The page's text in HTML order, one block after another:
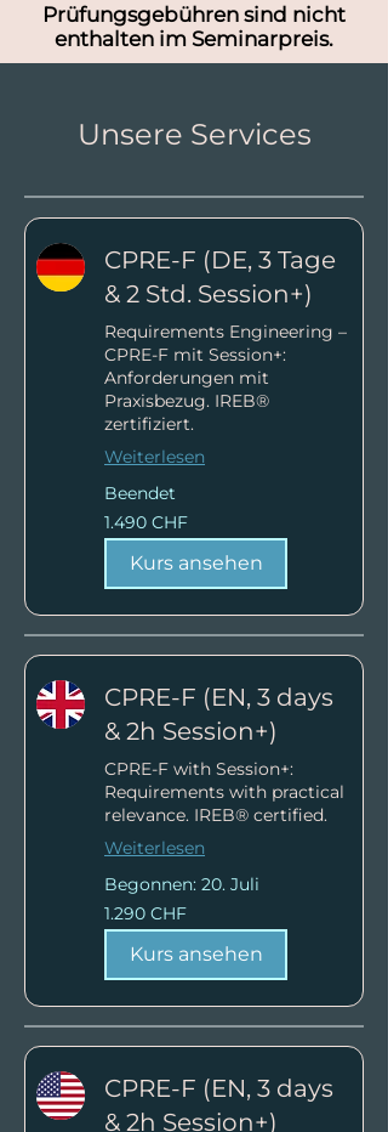
Prüfungsgebühren sind nicht
enthalten im Seminarpreis.
Unsere Services
CPRE-F (DE, 3 Tage
& 2 Std. Session+)
Requirements Engineering –
CPRE-F mit Session+:
Anforderungen mit
Praxisbezug. IREB®
zertifiziert.
Weiterlesen
Beendet
1.490
Schweizer
Franken
1.490 CHF
Kurs ansehen
CPRE-F (EN, 3 days
& 2h Session+)
CPRE-F with Session+:
Requirements with practical
relevance. IREB® certified.
Weiterlesen
Begonnen: 20. Juli
1.290
Schweizer
Franken
1.290 CHF
Kurs ansehen
CPRE-F (EN, 3 days
& 2h Session+)